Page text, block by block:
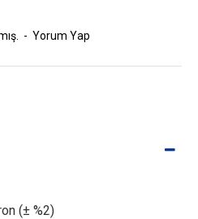
- Yorum Yap
(± %2)